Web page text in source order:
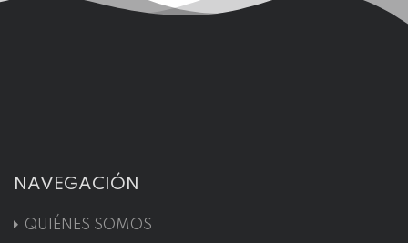
NAVEGACIÓN
QUIÉNES SOMOS